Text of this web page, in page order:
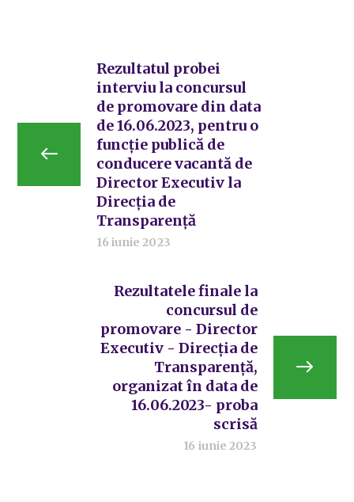
Rezultatul probei
interviu la concursul
de promovare din data
de 16.06.2023, pentru o
funcție publică de
conducere vacantă de
Director Executiv la
Direcția de
Transparență
16 iunie 2023
Rezultatele finale la
concursul de
promovare - Director
Executiv - Direcția de
Transparență,
organizat în data de
16.06.2023- proba
scrisă
16 iunie 2023